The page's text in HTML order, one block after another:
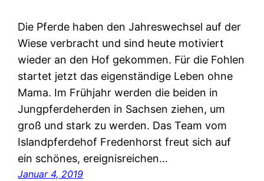
Die Pferde haben den Jahreswechsel auf der
Wiese verbracht und sind heute motiviert
wieder an den Hof gekommen. Für die Fohlen
startet jetzt das eigenständige Leben ohne
Mama. Im Frühjahr werden die beiden in
Jungpferdeherden in Sachsen ziehen, um
groß und stark zu werden. Das Team vom
Islandpferdehof Fredenhorst freut sich auf
ein schönes, ereignisreichen…
Januar 4, 2019